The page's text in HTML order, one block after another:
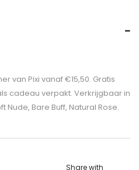
van Pixi vanaf €15,50. Gratis
cadeau verpakt. Verkrijgbaar in
Nude, Bare Buff, Natural Rose.
Share with